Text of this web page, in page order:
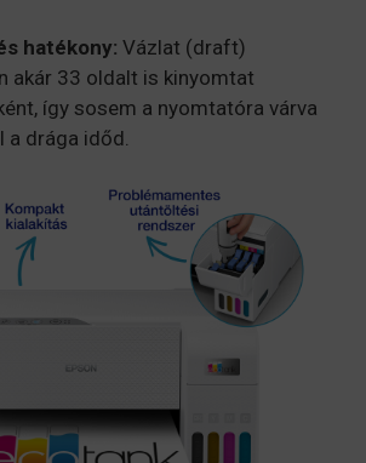
hatékony: Vázlat (draft)
akár 33 oldalt is kinyomtat
így sosem a nyomtatóra várva
a drága időd.